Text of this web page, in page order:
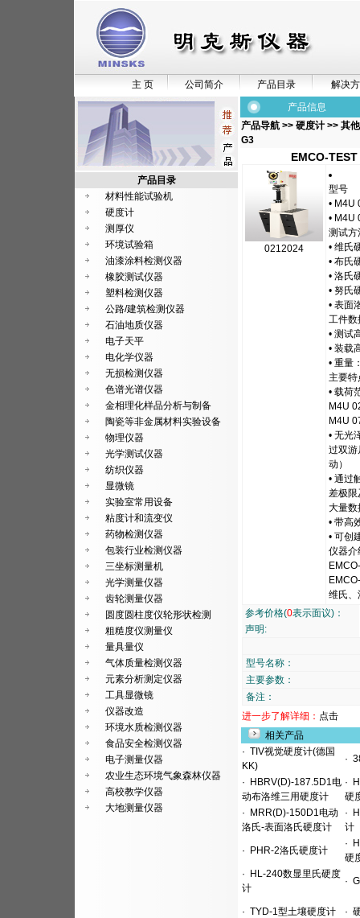
主 页 公司简介 产品目录 解决
产品目录
材料性能试验机
硬度计
测厚仪
环境试验箱
油漆涂料检测仪器
橡胶测试仪器
塑料检测仪器
公路/建筑检测仪器
石油地质仪器
电子天平
电化学仪器
无损检测仪器
色谱光谱仪器
金相理化样品分析与制备
陶瓷等非金属材料实验设备
物理仪器
光学测试仪器
纺织仪器
显微镜
实验室常用设备
粘度计和流变仪
药物检测仪器
包装行业检测仪器
三坐标测量机
光学测量仪器
齿轮测量仪器
圆度圆柱度仪轮形状检测
粗糙度仪测量仪
量具量仪
气体质量检测仪器
元素分析测定仪器
工具显微镜
仪器改造
环境水质检测仪器
食品安全检测仪器
电子测量仪器
农业生态环境气象森林仪器
高校教学仪器
大地测量仪器
产品信息
产品导航 >> 硬度计 >> 其
G3
EMCO-
0212024
型号
• M4U
• M4U
测试方
• 维氏
• 布氏
• 洛氏
• 努氏
• 表面
工件数
• 测试
• 装载
• 重量
主要特
• 载荷
M4U
M4U
• 无光
过双游
动）
• 通过
差极限
大量数
• 带高
• 可创
仪器介
维氏、
参考价格(0表示面议)：
声明:
型号名称：
主要参数：
备注：
进一步了解详细： 点击
相关产品
· TIV视觉硬度计(德国
KK)
·
· HBRV(D)-187.5D1电
动布洛维三用硬度计
·
硬
· MRR(D)-150D1电动
洛氏-表面洛氏硬度计
·
计
· PHR-2洛氏硬度计
·
硬
· HL-240数显里氏硬度
计
·
· TYD-1型土壤硬度计 ·